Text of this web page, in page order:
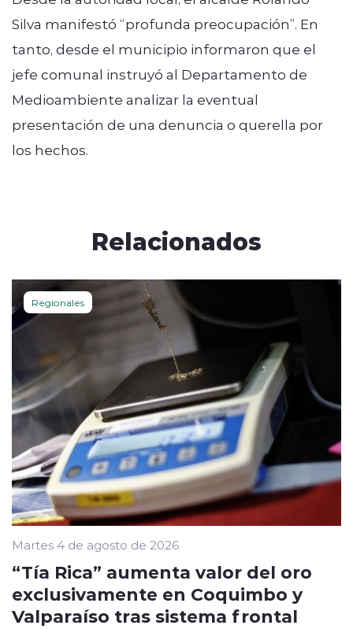
Silva manifestó “profunda preocupación”. En
tanto, desde el municipio informaron que el
jefe comunal instruyó al Departamento de
Medioambiente analizar la eventual
presentación de una denuncia o querella por
los hechos.
Relacionados
Regionales
Martes 4 de agosto de 2026
“Tía Rica” aumenta valor del oro
exclusivamente en Coquimbo y
Valparaíso tras sistema frontal